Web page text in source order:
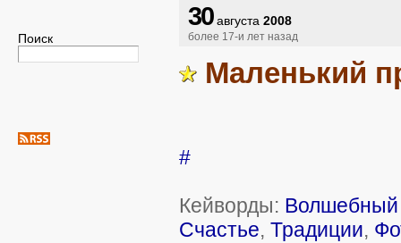
Поиск
30августа 2008
более 17-и лет назад
Маленький
#
Кейворды: Волшебный
Счастье, Традиции,